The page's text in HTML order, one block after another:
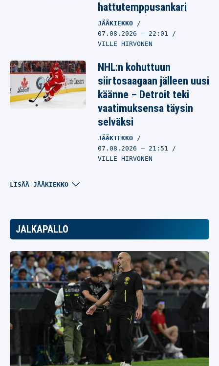
hattutemppusankari
JÄÄKIEKKO
07.08.2026 – 22:01
VILLE HIRVONEN
NHL:n kohuttuun
siirtosaagaan jälleen uusi
käänne – Detroit teki
vaatimuksensa täysin
selväksi
JÄÄKIEKKO
07.08.2026 – 21:51
VILLE HIRVONEN
ja patsas paljastetaan
JÄÄKIEKKO
07.08.2026– 21:06
VILLE HIRVONEN
Ruotsalaisseura hankki
”parhaassa iässä” olevan
entisen NHL-pelaajan –
nyt tuli jääkylmä suihku
JÄÄKIEKKO
07.08.2026 – 20:54
VILLE HIRVONEN
LISÄÄ JÄÄKIEKKO
JALKAPALLO